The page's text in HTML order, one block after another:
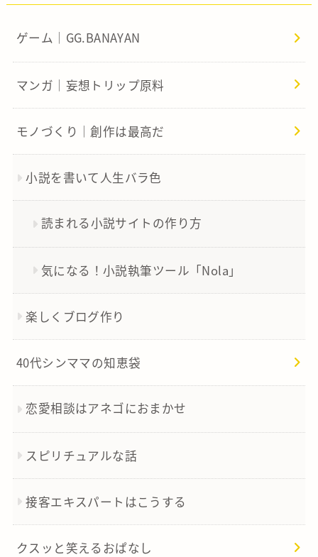
ゲーム｜GG.BANAYAN
マンガ｜妄想トリップ原料
モノづくり｜創作は最高だ
小説を書いて人生バラ色
読まれる小説サイトの作り方
気になる！小説執筆ツール「Nola」
楽しくブログ作り
40代シンママの知恵袋
恋愛相談はアネゴにおまかせ
スピリチュアルな話
接客エキスパートはこうする
クスッと笑えるおぱなし